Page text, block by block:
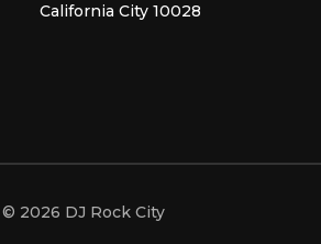
California City 10028
2026 DJ Rock City